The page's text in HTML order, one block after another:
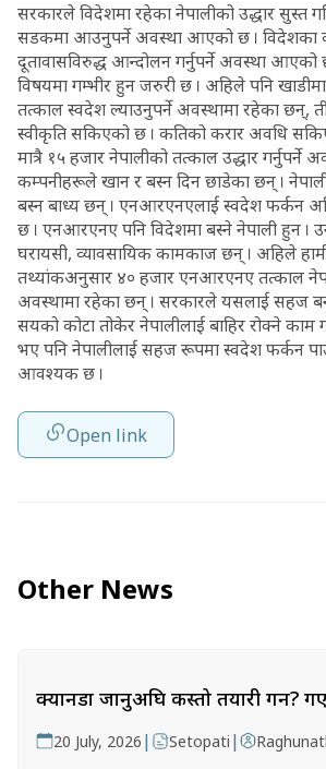
सरकारले विदेशमा रहेका नेपालीको उद्धार सुस्त
सडकमा आउनुपर्ने अवस्था आएको छ । विदेशका
दूतावासविरुद्ध आन्दोलन गर्नुपर्ने अवस्था आएको
विषयमा गम्भीर हुन जरुरी छ । अहिले पनि
तत्काल स्वदेश ल्याउनुपर्ने अवस्थामा रहेका छन्,
स्वीकृति सकिएको छ । कतिको करार अवधि
मात्रै १५ हजार नेपालीको तत्काल उद्धार गर्नुपर्ने
कम्पनीहरूले खान र बस्न दिन छाडेका छन् ।
बस्न बाध्य छन् । एनआरएनएलाई स्वदेश फर्कन
छ । एनआरएनए पनि विदेशमा बस्ने नेपाली हुन ।
घरायसी, व्यावसायिक कामकाज छन् । अहिले
तथ्यांकअनुसार ४० हजार एनआरएनए तत्काल
अवस्थामा रहेका छन् । सरकारले यसलाई सहज
सयको कोटा तोकेर नेपालीलाई बाहिर रोक्ने काम
भए पनि नेपालीलाई सहज रूपमा स्वदेश फर्कन
आवश्यक छ ।
Open link
Other News
क्यानडा जानुअघि कस्तो तयारी गर्ने?
20 July, 2026 | Setopati |